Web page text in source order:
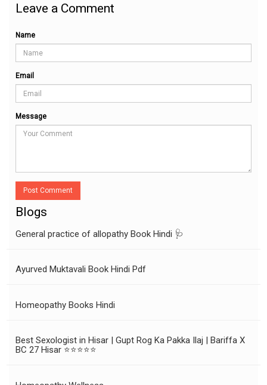
Leave a Comment
Name
Email
Message
Post Comment
Blogs
General practice of allopathy Book Hindi 🩺
Ayurved Muktavali Book Hindi Pdf
Homeopathy Books Hindi
Best Sexologist in Hisar | Gupt Rog Ka Pakka Ilaj | Bariffa X
BC 27 Hisar ⭐⭐⭐⭐⭐